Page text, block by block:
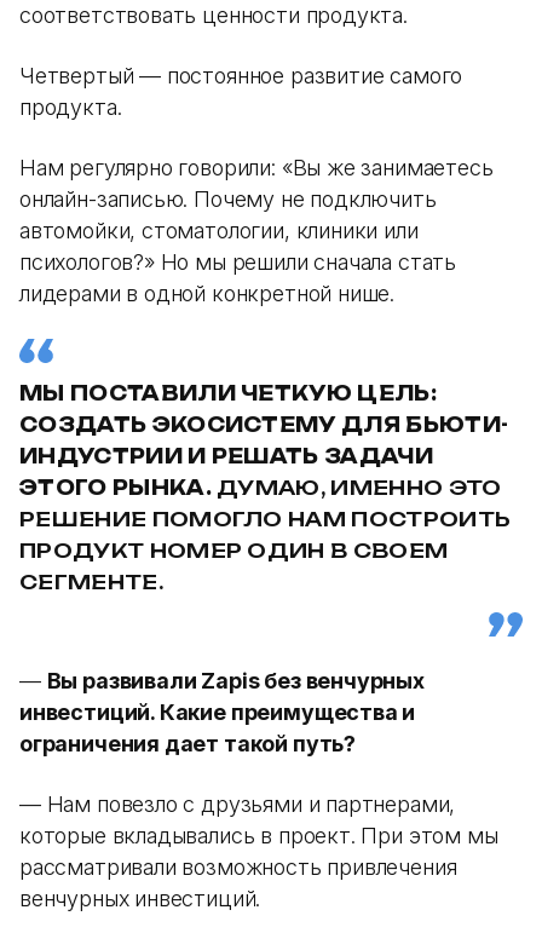
соответствовать ценности продукта.
Четвертый — постоянное развитие самого
продукта.
Нам регулярно говорили: «Вы же занимаетесь
онлайн-записью. Почему не подключить
автомойки, стоматологии, клиники или
психологов?» Но мы решили сначала стать
лидерами в одной конкретной нише.
МЫ ПОСТАВИЛИ ЧЕТКУЮ ЦЕЛЬ:
СОЗДАТЬ ЭКОСИСТЕМУ ДЛЯ БЬЮТИ-
ИНДУСТРИИ И РЕШАТЬ ЗАДАЧИ
ЭТОГО РЫНКА. ДУМАЮ, ИМЕННО ЭТО
РЕШЕНИЕ ПОМОГЛО НАМ ПОСТРОИТЬ
ПРОДУКТ НОМЕР ОДИН В СВОЕМ
СЕГМЕНТЕ.
— Вы развивали Zapis без венчурных
инвестиций. Какие преимущества и
ограничения дает такой путь?
— Нам повезло с друзьями и партнерами,
которые вкладывались в проект. При этом мы
рассматривали возможность привлечения
венчурных инвестиций.